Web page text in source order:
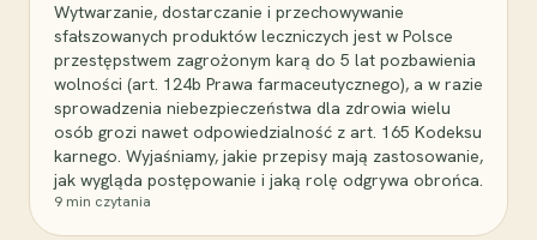
Wytwarzanie, dostarczanie i przechowywanie
sfałszowanych produktów leczniczych jest w Polsce
przestępstwem zagrożonym karą do 5 lat pozbawienia
wolności (art. 124b Prawa farmaceutycznego), a w razie
sprowadzenia niebezpieczeństwa dla zdrowia wielu
osób grozi nawet odpowiedzialność z art. 165 Kodeksu
karnego. Wyjaśniamy, jakie przepisy mają zastosowanie,
jak wygląda postępowanie i jaką rolę odgrywa obrońca.
9 min czytania